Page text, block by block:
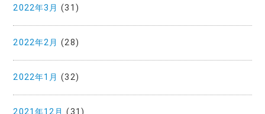
2022年3月 (31)
2022年2月 (28)
2022年1月 (32)
2021年12月 (31)